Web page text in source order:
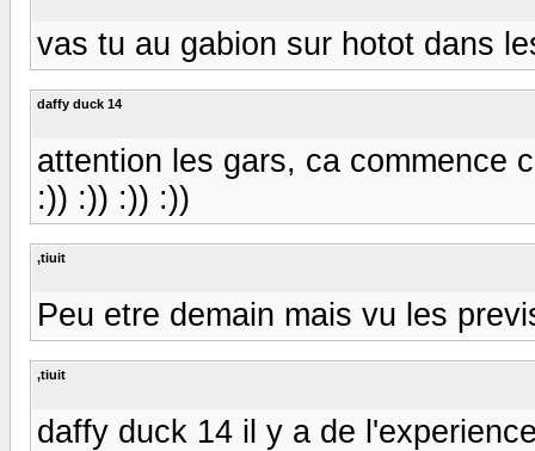
vas tu au gabion sur hotot dans
daffy duck 14
attention les gars, ca commence
:)) :)) :)) :))
,tiuit
Peu etre demain mais vu les
,tiuit
daffy duck 14 il y a de